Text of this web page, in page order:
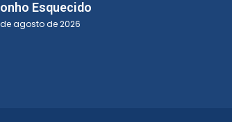
Esquecido
agosto de 2026